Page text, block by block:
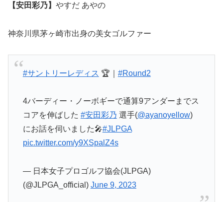
【安田彩乃】 やすだ あやの
神奈川県茅ヶ崎市出身の美女ゴルファー
#サントリーレディス 🏆｜ #Round2
4バーディー・ノーボギーで通算9アンダーまでス
コアを伸ばした #安田彩乃 選手(@ayanoyellow)
にお話を伺いました🎤#JLPGA
pic.twitter.com/y9XSpalZ4s
— 日本女子プロゴルフ協会(JLPGA)
(@JLPGA_official) June 9, 2023